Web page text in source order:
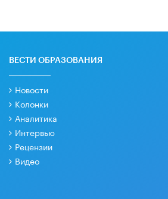
ВЕСТИ ОБРАЗОВАНИЯ
Новости
Колонки
Аналитика
Интервью
Рецензии
Видео